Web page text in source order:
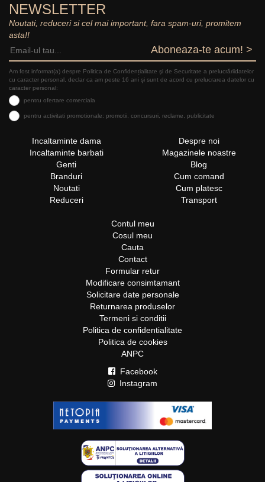
NEWSLETTER
Noutati, reduceri si cel mai important, fara spam-uri, promitem
asta!!
Aboneaza-te acum! >
Am fost informat(a) despre Politica de Confidențialitate şi de Securitate a prelucrăriidatelor
cu caracter personal, declar ca am peste 16 ani și sunt de acord cu prelucrarea datelor cu
caracter personal:
pentru ofertare comerciala
pentru activitati promotionale: promotii, concursuri, reclame, publicitate
Incaltaminte dama
Incaltaminte barbati
Genti
Branduri
Noutati
Reduceri
Despre noi
Magazinele noastre
Blog
Cum comand
Cum platesc
Transport
Contul meu
Cosul meu
Cauta
Contact
Formular retur
Modificare consimtamant
Solicitare date personale
Returnarea produselor
Termeni si conditii
Politica de confidentialitate
Politica de cookies
ANPC
Facebook
Instagram